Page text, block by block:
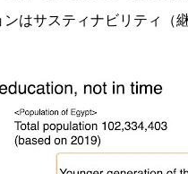
はサスティナビリティ（